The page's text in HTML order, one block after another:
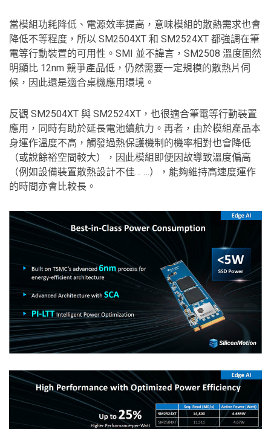
當模組功耗降低、電源效率提高，意味模組的散熱需求也會
降低不等程度，所以 SM2504XT 和 SM2524XT 都強調在筆
電等行動裝置的可用性。SMI 並不諱言，SM2508 溫度固然
明顯比 12nm 競爭產品低，仍然需要一定規模的散熱片伺
候，因此還是適合桌機應用環境。
反觀 SM2504XT 與 SM2524XT，也很適合筆電等行動裝置
應用，同時有助於延長電池續航力。再者，由於模組產品本
身運作溫度不高，觸發過熱保護機制的機率相對也會降低
（或說餘裕空間較大），因此模組即便因故導致溫度偏高
（例如設備裝置散熱設計不佳… …），能夠維持高速度運作
的時間亦會比較長。